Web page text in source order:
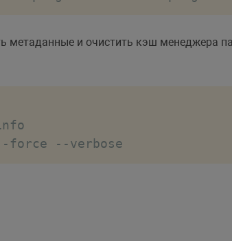
метаданные и очистить кэш менеджера
force --verbose